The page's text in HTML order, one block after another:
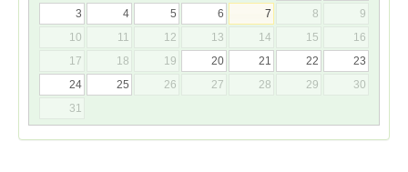
3
4 5 6 7 8
9
10
11 12 13 14 15
16
17
18 19 20 21 22
23
24
25 26 27 28 29
30
31